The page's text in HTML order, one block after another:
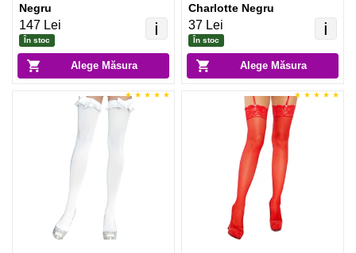
Alege Măsura
ℹ️
Negru
147 Lei
În stoc
Alege Măsura
ℹ️
Charlotte Negru
37 Lei
În stoc